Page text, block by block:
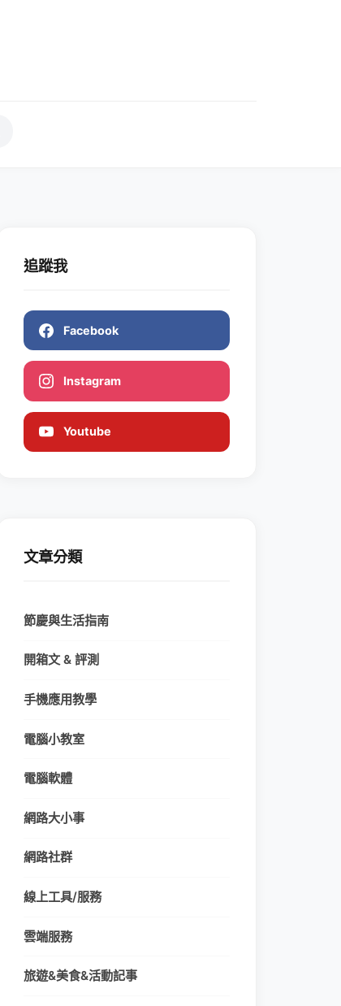
追蹤我
Facebook
Instagram
Youtube
文章分類
節慶與生活指南
開箱文 & 評測
手機應用教學
電腦小教室
電腦軟體
網路大小事
網路社群
線上工具/服務
雲端服務
旅遊&美食&活動記事